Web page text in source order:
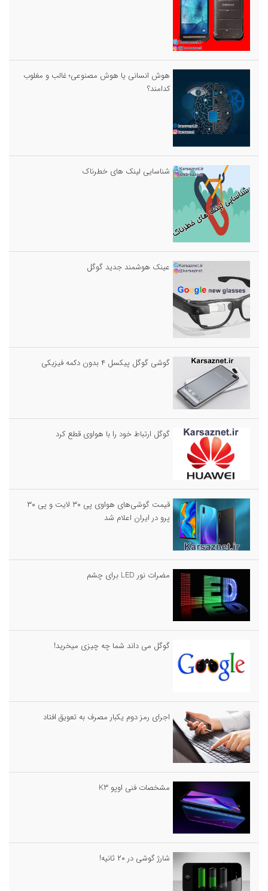
هوش انسانی یا هوش مصنوعی؛ غالب و مغلوب
کدامند؟
شناسایی لینک های خطرناک
عینک هوشمند جدید گوگل
گوشی گوگل پیکسل ۴ بدون دکمه فیزیکی
گوگل ارتباط خود را با هواوی قطع کرد
قیمت گوشی‌های هواوی پی ۳۰ لایت و پی ۳۰
پرو در ایران اعلام شد
مضرات نور LED برای چشم
گوگل می داند شما چه چیزی میخرید!
اجرای رمز دوم یکبار مصرف به تعویق افتاد
مشخصات فنی اوپو K۳
شارژ گوشی در ۲۰ ثانیه!